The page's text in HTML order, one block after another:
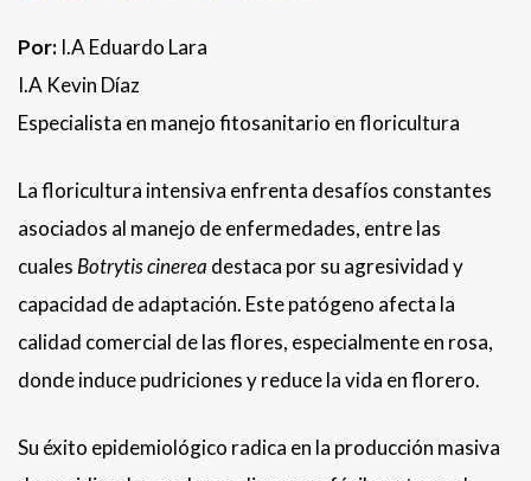
Por: I.A Eduardo Lara
I.A Kevin Díaz
Especialista en manejo fitosanitario en floricultura
La floricultura intensiva enfrenta desafíos constantes
asociados al manejo de enfermedades, entre las
cuales Botrytis cinerea destaca por su agresividad y
capacidad de adaptación. Este patógeno afecta la
calidad comercial de las flores, especialmente en rosa,
donde induce pudriciones y reduce la vida en florero.
Su éxito epidemiológico radica en la producción masiva